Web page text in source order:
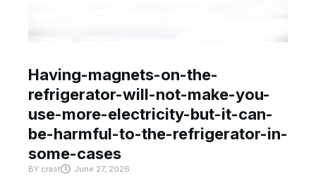
Having-magnets-on-the-
refrigerator-will-not-make-you-
use-more-electricity-but-it-can-
be-harmful-to-the-refrigerator-in-
some-cases
BY crast June 27, 2026